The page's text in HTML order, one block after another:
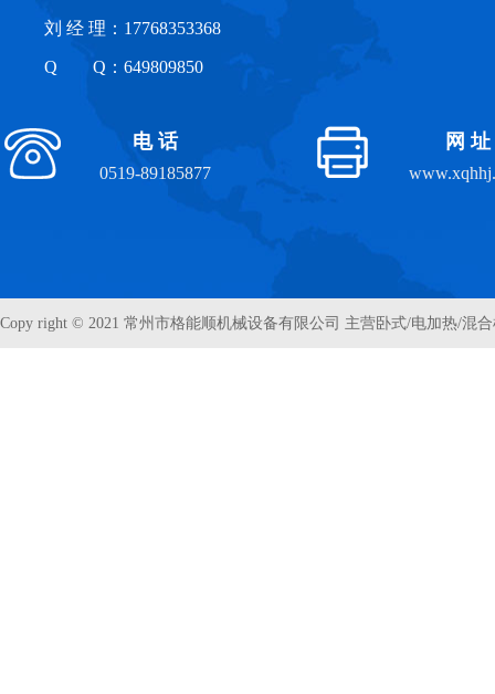
刘 经 理：17768353368
Q Q：649809850
电 话
0519-89185877
网 址
Copy right © 2021 常州市格能顺机械设备有限公司 主营卧式/电加热/混